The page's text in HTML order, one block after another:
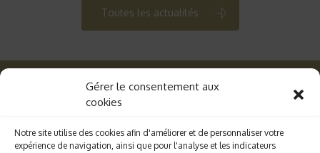
Gérer le consentement aux
cookies
Notre site utilise des cookies afin d'améliorer et de personnaliser votre
expérience de navigation, ainsi que pour l'analyse et les indicateurs
Toutes les actualités